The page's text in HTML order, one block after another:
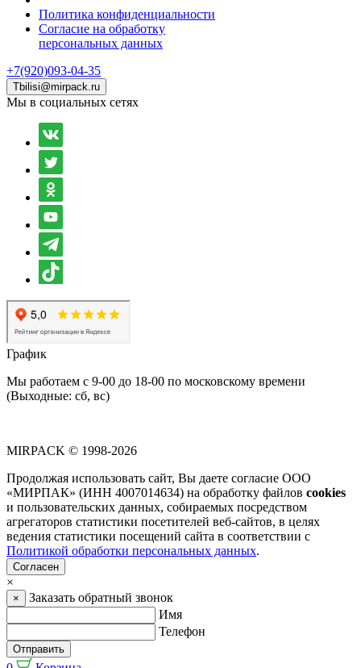
Политика конфиденциальности
Согласие на обработку
персональных данных
+7(920)093-04-35
Tbilisi@mirpack.ru
Мы в социальных сетях
График
Мы работаем с 9-00 до 18-00 по московскому времени
(Выходные: сб, вс)
MIRPACK © 1998-2026
Продолжая использовать сайт, Вы даете согласие ООО
«МИРПАК» (ИНН 4007014634) на обработку файлов cookies
и пользовательских данных, собираемых посредством
агрегаторов статистики посетителей веб-сайтов, в целях
ведения статистики посещений сайта в соответствии с
Политикой обработки персональных данных.
Согласен
×
×
Заказать обратный звонок
Имя
Телефон
Отправить